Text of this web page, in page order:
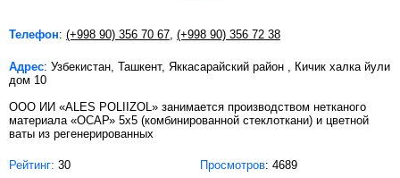
Телефон: (+998 90) 356 70 67 (+998 90) 356 72 38
Адрес: Узбекистан, Ташкент, Яккасарайский район , Кичик халка йули
дом 10
ООО ИИ «ALES POLIIZOL» занимается производством нетканого
материала «ОСАР» 5х5 (комбинированной стеклоткани) и цветной
ваты из регенерированных
Рейтинг: 30 Просмотров: 4689